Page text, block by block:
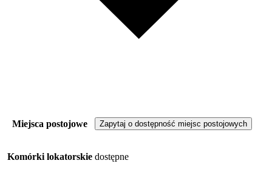
Miejsca postojowe Zapytaj o dostępność miejsc postojowych
Komórki lokatorskie dostępne